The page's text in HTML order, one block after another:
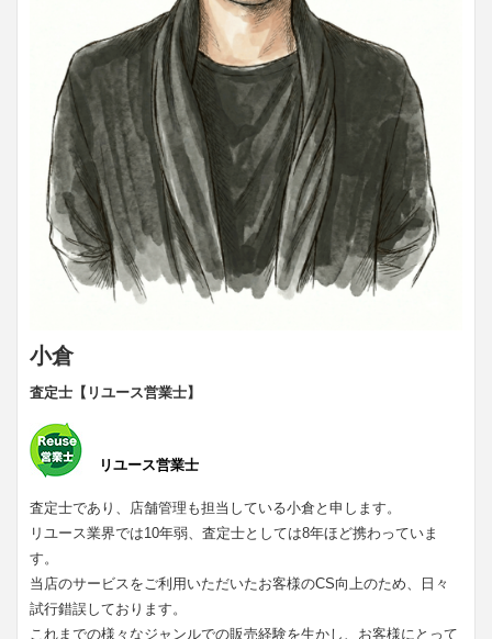
小倉
査定士【リユース営業士】
リユース営業士
査定士であり、店舗管理も担当している小倉と申します。
リユース業界では10年弱、査定士としては8年ほど携わっていま
す。
当店のサービスをご利用いただいたお客様のCS向上のため、日々
試行錯誤しております。
これまでの様々なジャンルでの販売経験を生かし、お客様にとって